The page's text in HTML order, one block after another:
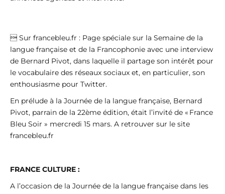
 Sur francebleu.fr : Page spéciale sur la Semaine de la
langue française et de la Francophonie avec une interview
de Bernard Pivot, dans laquelle il partage son intérêt pour
le vocabulaire des réseaux sociaux et, en particulier, son
enthousiasme pour Twitter.
En prélude à la Journée de la langue française, Bernard
Pivot, parrain de la 22ème édition, était l’invité de « France
Bleu Soir » mercredi 15 mars. A retrouver sur le site
francebleu.fr
FRANCE CULTURE :
A l’occasion de la Journée de la langue française dans les